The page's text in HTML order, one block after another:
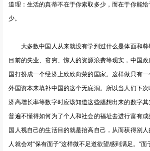
道理：生活的真蒂不在于你索取多少，而在于你能
少。
大多数中国人从来就没有学到过什么是体面和尊
目前的失业、贫穷、惊人的资源浪费等现实，中国
国打扮成一个经济上欣欣向荣的国家。这样做只有
外国资本来填补中国的这个无底洞。所以当人们下
济高增长率等数字时应该知道这些臆想出来的数字
普遍不懂得如何为了个人和社会的福址去进行富有
国人视自己的生活目的就是抬高自己，从而获得别
人就会对“保有面子“这样微不足道欲望感到满足。“